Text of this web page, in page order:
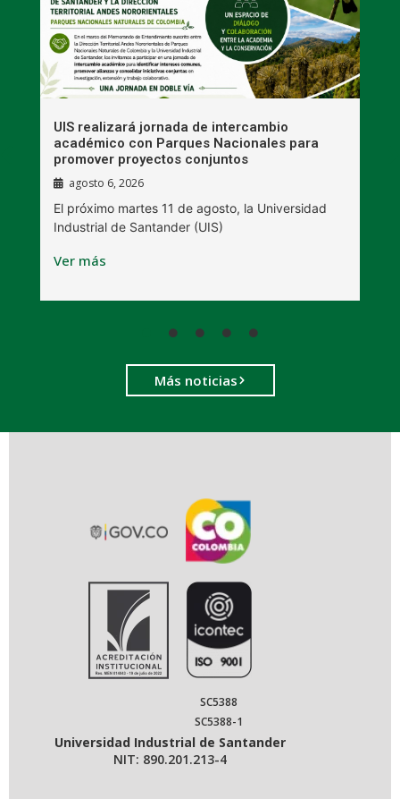
UIS realizará jornada de intercambio
académico con Parques Nacionales para
promover proyectos conjuntos
agosto 6, 2026
El próximo martes 11 de agosto, la Universidad
Industrial de Santander (UIS)
Ver más
Más noticias